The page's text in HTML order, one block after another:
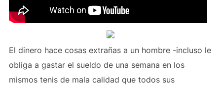
El dinero hace cosas extrañas a un hombre -incluso le
obliga a gastar el sueldo de una semana en los
mismos tenis de mala calidad que todos sus